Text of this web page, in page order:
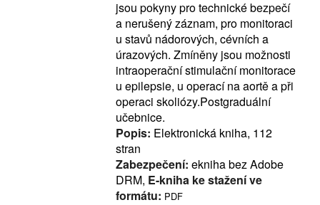
jsou pokyny pro technické bezpečí
a nerušený záznam, pro monitoraci
u stavů nádorových, cévních a
úrazových. Zmíněny jsou možnosti
intraoperační stimulační monitorace
u epilepsie, u operací na aortě a při
operaci skoliózy.Postgraduální
učebnice.
Popis: Elektronická kniha, 112
stran
Zabezpečení: ekniha bez Adobe
DRM, E-kniha ke stažení ve
formátu: PDF